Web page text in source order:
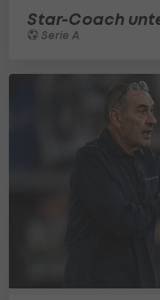
Star-Coach
Serie A